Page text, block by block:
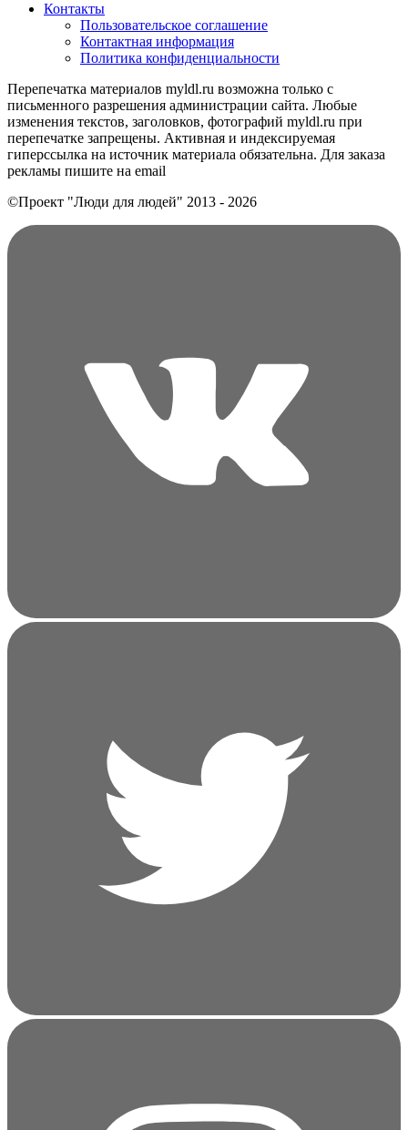
Контакты
Пользовательское соглашение
Контактная информация
Политика конфиденциальности
Перепечатка материалов myldl.ru возможна только с
письменного разрешения администрации сайта. Любые
изменения текстов, заголовков, фотографий myldl.ru при
перепечатке запрещены. Активная и индексируемая
гиперссылка на источник материала обязательна. Для заказа
рекламы пишите на еmail
©Проект "Люди для людей" 2013 - 2026